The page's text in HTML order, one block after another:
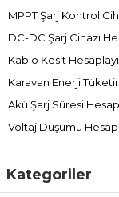
MPPT Şarj Kontrol
DC-DC Şarj Cihazı
Kablo Kesit
Karavan Enerji
Akü Şarj Süresi
Voltaj Düşümü
Kategoriler